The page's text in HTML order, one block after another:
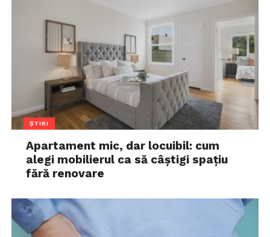
ȘTIRI
Apartament mic, dar locuibil: cum
alegi mobilierul ca să câștigi spațiu
fără renovare